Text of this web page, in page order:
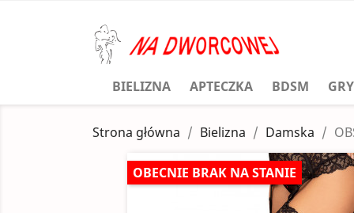
BIELIZNA APTECZKA BDSM GRY
Strona główna Bielizna Damska
OBECNIE BRAK NA STANIE